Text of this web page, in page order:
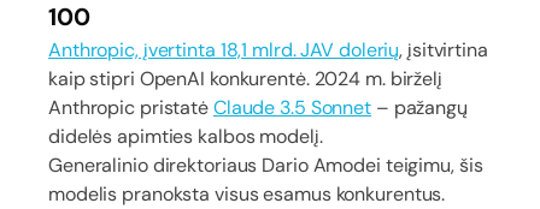
100
Anthropic, įvertinta 18,1 mlrd. JAV dolerių, įsitvirtina
kaip stipri OpenAI konkurentė. 2024 m. birželį
Anthropic pristatėClaude 3.5 Sonnet– pažangų
didelės apimties kalbos modelį.
Generalinio direktoriaus Dario Amodei teigimu, šis
modelis pranoksta visus esamus konkurentus.